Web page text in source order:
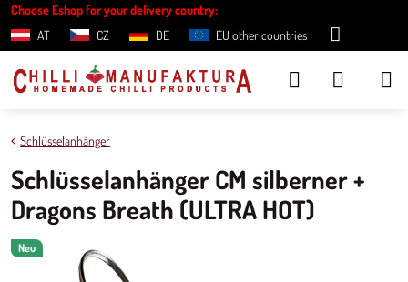
Choose Eshop for your delivery country:
AT
CZ DE EU other countries
Neu
Schlüsselanhänger
Schlüsselanhänger CM silberner +
Dragons Breath (ULTRA HOT)